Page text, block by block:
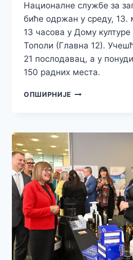
Националне службе за
биће одржан у среду, 13.
13 часова у Дому културе
Тополи (Главна 12).
21 послодавац, а у
150 радних места.
ОПШИРНИЈЕ СУТРА